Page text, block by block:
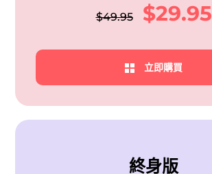
$49.95 $29.95
立即購買
終身版